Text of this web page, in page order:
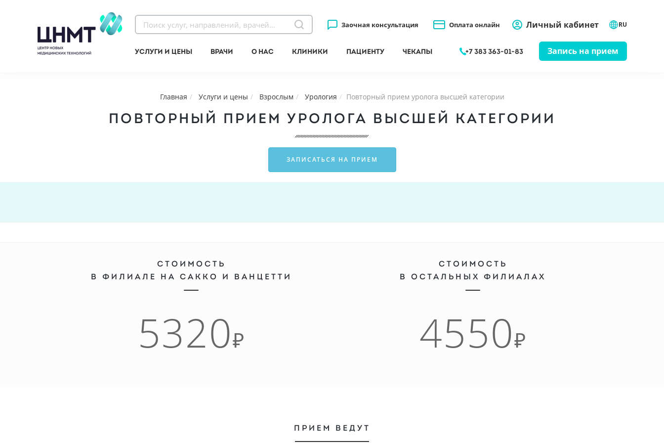
Заочная консультация Оплата онлайн Личный кабинет RU
Услуги и цены Врачи О нас Клиники Пациенту Чекапы +7 383 363-01-83 Запись на прием
Главная Услуги и цены Взрослым Урология Повторный прием уролога высшей категории
ПОВТОРНЫЙ ПРИЕМ УРОЛОГА ВЫСШЕЙ КАТЕГОРИИ
ЗАПИСАТЬСЯ НА ПРИЕМ
СТОИМОСТЬ
В ФИЛИАЛЕ НА САККО И ВАНЦЕТТИ
5320₽
СТОИМОСТЬ
В ОСТАЛЬНЫХ ФИЛИАЛАХ
4550₽
ПРИЕМ ВЕДУТ